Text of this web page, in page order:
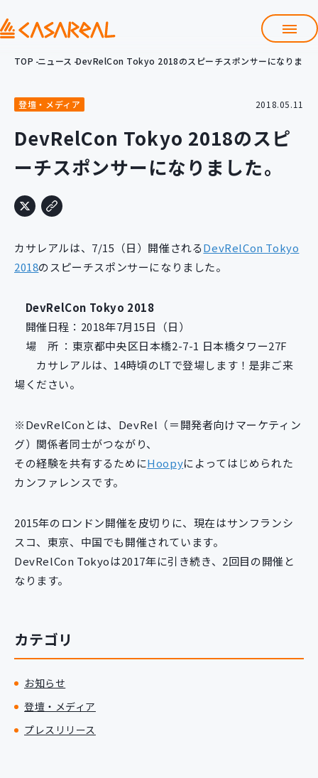
会社情報
サービス
プロダクト開発支援
クラウド導入支援 Git導入支援
システム構築支援
研修サービス
定型コース 新入社員コース
新規開発サービス
パッケージ開発
イベント・セミナー
ニュース
採用情報
TOP ニュース DevRelCon Tokyo 2018のスピーチスポンサーになりまし
登壇・メディア 2018.05.11
DevRelCon Tokyo 2018のスピ
ーチスポンサーになりました。
カサレアルは、7/15（日）開催されるDevRelCon Tokyo
2018のスピーチスポンサーになりました。
DevRelCon Tokyo 2018
開催日程：2018年7月15日（日）
場 所 ：東京都中央区日本橋2-7-1 日本橋タワー27F
カサレアルは、14時頃のLTで登場します！是非ご来
場ください。
※DevRelConとは、DevRel（＝開発者向けマーケティン
グ）関係者同士がつながり、
その経験を共有するためにHoopyによってはじめられた
カンファレンスです。
2015年のロンドン開催を皮切りに、現在はサンフランシ
スコ、東京、中国でも開催されています。
DevRelCon Tokyoは2017年に引き続き、2回目の開催と
なります。
カテゴリ
お知らせ
登壇・メディア
プレスリリース